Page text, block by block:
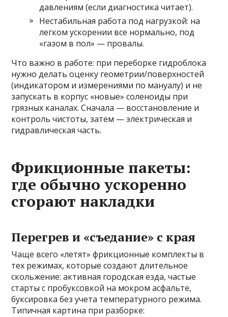
давлениям (если диагностика читает).
Нестабильная работа под нагрузкой: на
легком ускорении все нормально, под
«газом в пол» — провалы.
Что важно в работе: при переборке гидроблока
нужно делать оценку геометрии/поверхностей
(индикатором и измерениями по мануалу) и не
запускать в корпус «новые» соленоиды при
грязных каналах. Сначала — восстановление и
контроль чистоты, затем — электрическая и
гидравлическая часть.
Фрикционные пакеты:
где обычно ускоренно
сгорают накладки
Перегрев и «съедание» с края
Чаще всего «летят» фрикционные комплекты в
тех режимах, которые создают длительное
скольжение: активная городская езда, частые
старты с пробуксовкой на мокром асфальте,
буксировка без учета температурного режима.
Типичная картина при разборке: